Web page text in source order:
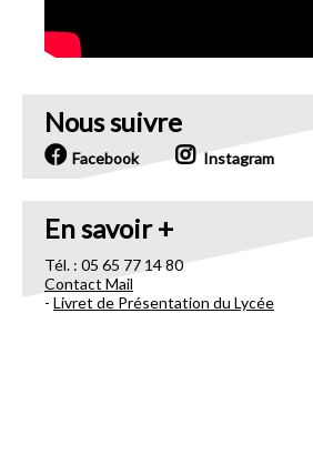
Nous suivre
Facebook Instagram
En savoir +
Tél. : 05 65 77 14 80
Contact Mail
- Livret de Présentation du Lycée